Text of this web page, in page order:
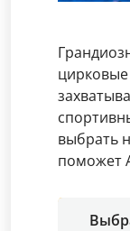
выбрать
поможет